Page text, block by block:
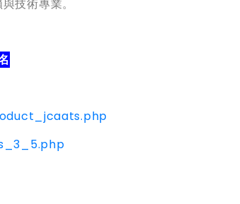
技術專業。